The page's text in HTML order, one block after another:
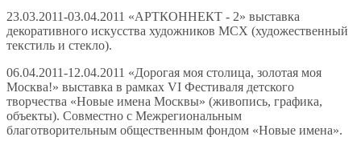
23.03.2011-03.04.2011 «АРТКОННЕКТ - 2» выставка
декоративного искусства художников МСХ (художественный
текстиль и стекло).
06.04.2011-12.04.2011 «Дорогая моя столица, золотая моя
Москва!» выставка в рамках VI Фестиваля детского
творчества «Новые имена Москвы» (живопись, графика,
объекты). Совместно с Межрегиональным
благотворительным общественным фондом «Новые имена».